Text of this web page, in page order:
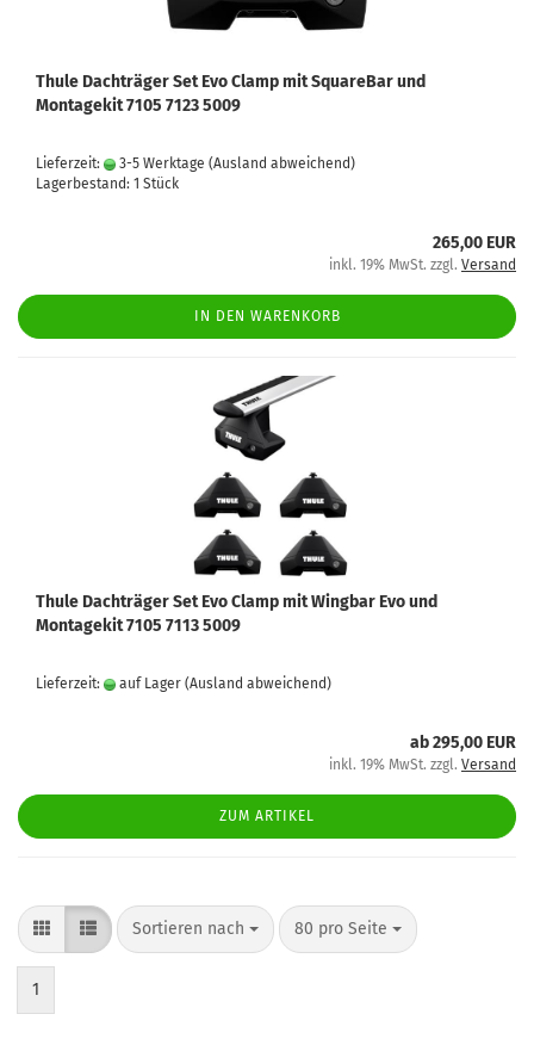
Thule Dachträger Set Evo Clamp mit SquareBar und
Montagekit 7105 7123 5009
Lieferzeit: 3-5 Werktage (Ausland abweichend)
Lagerbestand: 1 Stück
265,00 EUR
inkl. 19% MwSt. zzgl. Versand
IN DEN WARENKORB
Thule Dachträger Set Evo Clamp mit Wingbar Evo und
Montagekit 7105 7113 5009
Lieferzeit: auf Lager (Ausland abweichend)
ab 295,00 EUR
inkl. 19% MwSt. zzgl. Versand
ZUM ARTIKEL
Sortieren nach 80 pro Seite
1